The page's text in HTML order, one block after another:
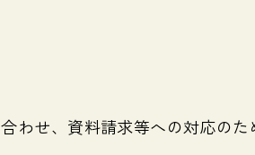
わせ、資料請求等への対応のた